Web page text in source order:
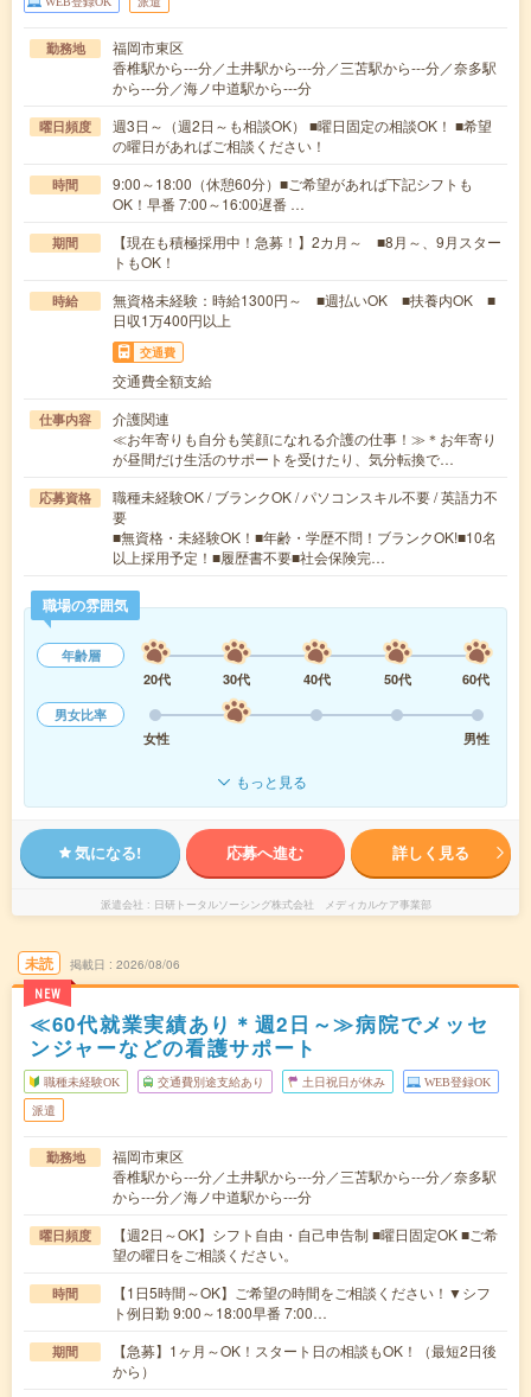
勤務地
福岡市東区
香椎駅から---分／土井駅から---分／三苫駅から---分／奈多駅
から---分／海ノ中道駅から---分
曜日頻度
週3日～（週2日～も相談OK） ■曜日固定の相談OK！ ■希望
の曜日があればご相談ください！
時間
9:00～18:00（休憩60分）■ご希望があれば下記シフトも
OK！早番 7:00～16:00遅番 …
期間
【現在も積極採用中！急募！】2カ月～ ■8月～、9月スター
トもOK！
時給
無資格未経験：時給1300円～ ■週払いOK ■扶養内OK ■
日収1万400円以上
交通費
交通費全額支給
仕事内容
介護関連
≪お年寄りも自分も笑顔になれる介護の仕事！≫＊お年寄り
が昼間だけ生活のサポートを受けたり、気分転換で…
応募資格
職種未経験OK / ブランクOK / パソコンスキル不要 / 英語力不
要
■無資格・未経験OK！■年齢・学歴不問！ブランクOK!■10名
以上採用予定！■履歴書不要■社会保険完…
職場の雰囲気
年齢層
20代
30代 40代 50代
60代
男女比率
女性
男性
もっと見る
気になる! 応募へ進む 詳しく見る
派遣会社 日研トータルソーシング株式会社 メディカルケア事業部
未読
NEW
掲載日 2026/08/06
≪60代就業実績あり＊週2日～≫病院でメッセ
ンジャーなどの看護サポート
職種未経験OK 交通費別途支給あり 土日祝日が休み WEB登録OK
派遣
勤務地
福岡市東区
香椎駅から---分／土井駅から---分／三苫駅から---分／奈多駅
から---分／海ノ中道駅から---分
曜日頻度
【週2日～OK】シフト自由・自己申告制 ■曜日固定OK ■ご希
望の曜日をご相談ください。
時間
【1日5時間～OK】ご希望の時間をご相談ください！▼シフ
ト例日勤 9:00～18:00早番 7:00…
期間
【急募】1ヶ月～OK！スタート日の相談もOK！（最短2日後
から）